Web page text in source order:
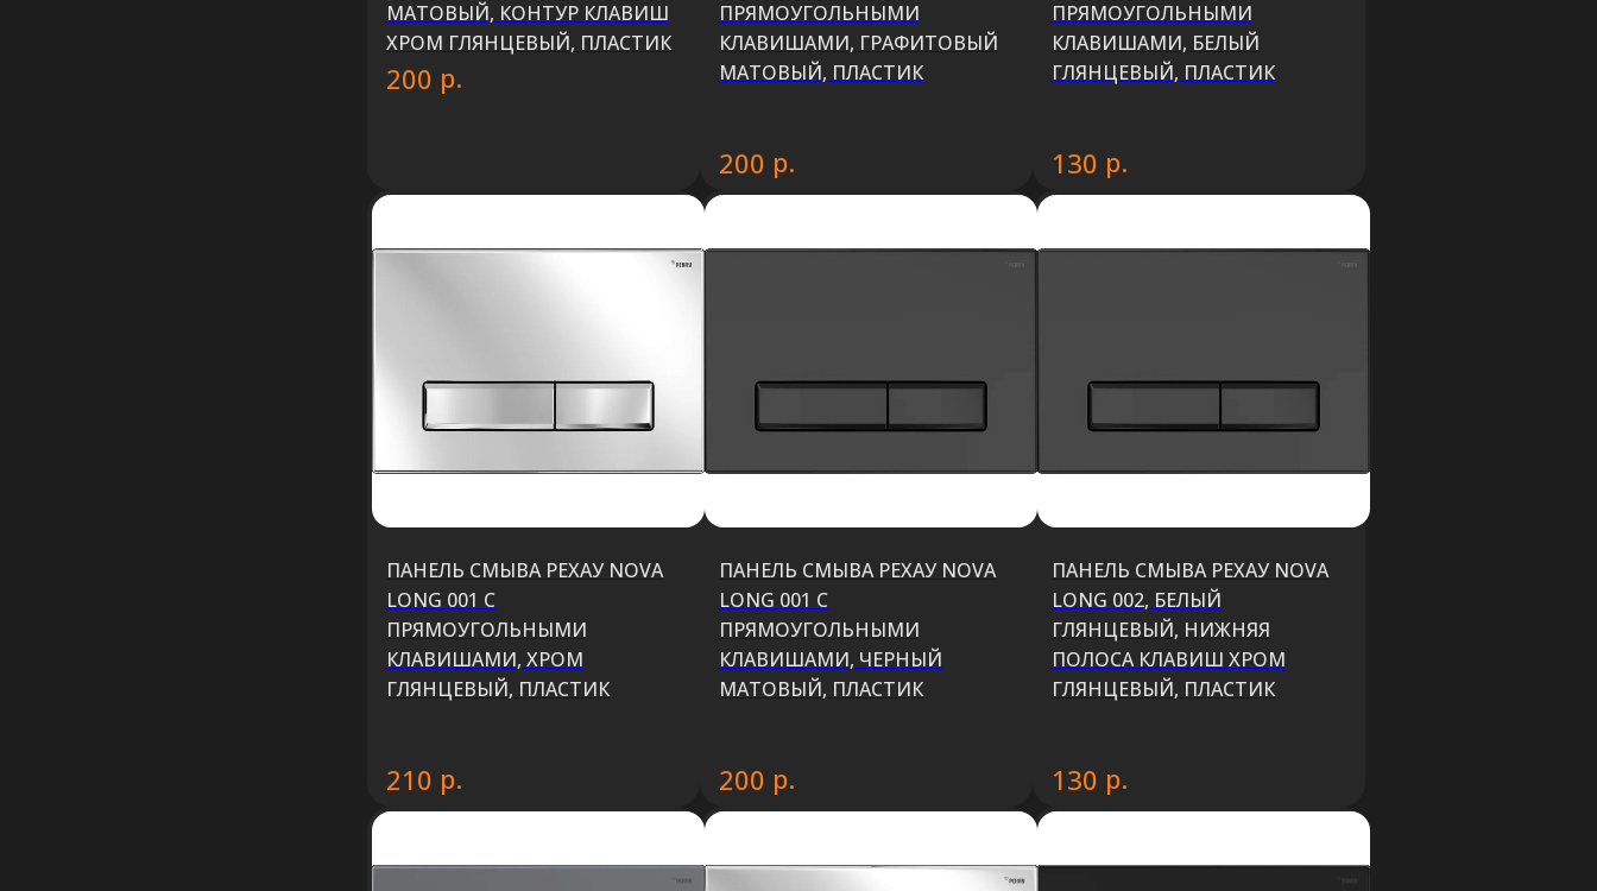
МАТОВЫЙ, КОНТУР КЛАВИШ
ХРОМ ГЛЯНЦЕВЫЙ, ПЛАСТИК
200 р.
ПРЯМОУГОЛЬНЫМИ
КЛАВИШАМИ, ГРАФИТОВЫЙ
МАТОВЫЙ, ПЛАСТИК
200 р.
ПРЯМОУГОЛЬНЫМИ
КЛАВИШАМИ, БЕЛЫЙ
ГЛЯНЦЕВЫЙ, ПЛАСТИК
130 р.
ПАНЕЛЬ СМЫВА РЕХАУ NOVA
LONG 001 С
ПРЯМОУГОЛЬНЫМИ
КЛАВИШАМИ, ХРОМ
ГЛЯНЦЕВЫЙ, ПЛАСТИК
210 р.
ПАНЕЛЬ СМЫВА РЕХАУ NOVA
LONG 001 С
ПРЯМОУГОЛЬНЫМИ
КЛАВИШАМИ, ЧЕРНЫЙ
МАТОВЫЙ, ПЛАСТИК
200 р.
ПАНЕЛЬ СМЫВА РЕХАУ NOVA
LONG 002, БЕЛЫЙ
ГЛЯНЦЕВЫЙ, НИЖНЯЯ
ПОЛОСА КЛАВИШ ХРОМ
ГЛЯНЦЕВЫЙ, ПЛАСТИК
130 р.